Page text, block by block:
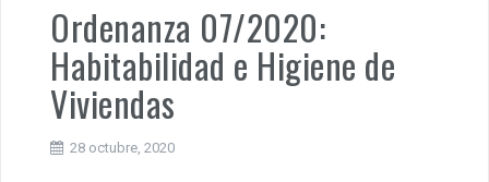
Ordenanza 07/2020:
Habitabilidad e Higiene de
Viviendas
28 octubre, 2020